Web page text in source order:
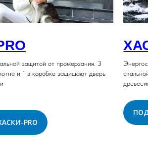
защитой от промерзания. 3
и 1 в коробке защищают дверь
PRO